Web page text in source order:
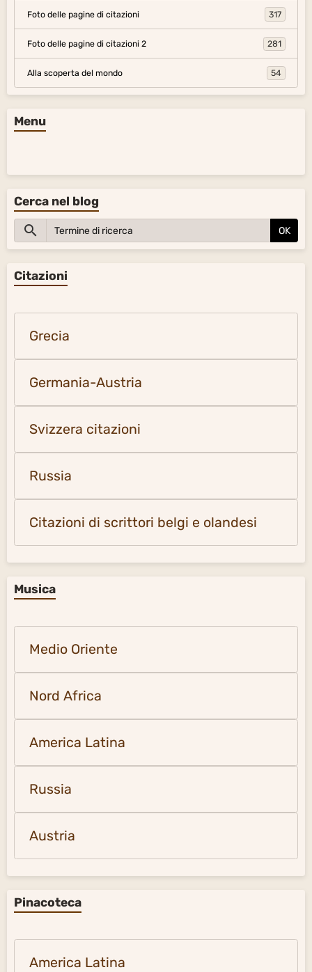
Foto delle pagine di citazioni 317
Foto delle pagine di citazioni 2 281
Alla scoperta del mondo 54
Menu
Cerca nel blog
OK
Citazioni
Grecia
Germania-Austria
Svizzera citazioni
Russia
Citazioni di scrittori belgi e olandesi
Musica
Medio Oriente
Nord Africa
America Latina
Russia
Austria
Pinacoteca
America Latina